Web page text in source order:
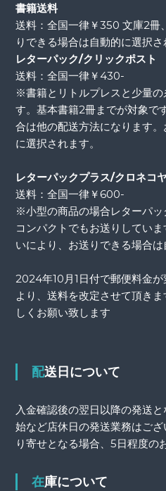
書籍送料
送料：全国一律￥350 文庫2冊
りできる場合は自動的に選択さ
レターパック/クリックポスト
送料：全国一律￥430-
※書籍とリトルプレスと少量
す。基本書籍2冊までが対象で
合は他の配送方法になります
に選択されます。
レターパックプラス/クロネコ
送料：全国一律￥600-
※小型の商品の場合レターパ
コンパクトでもお送りしてい
いにより、お送りできる場合は
2024年10月1日付で郵便料金
より、送料を改定させて頂き
しくお願い致します
配送日について
入金確認後の翌日以降の発送
始など店休日の発送業務はご
り寄せとなる場合、5日程度の
在庫について